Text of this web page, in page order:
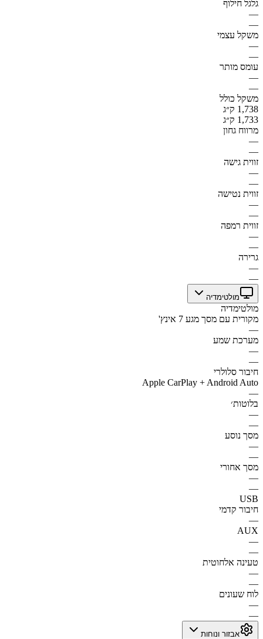
גלגל חילוף
—
—
משקל עצמי
—
—
עומס מותר
—
—
משקל כולל
1,738 ק״ג
1,733 ק״ג
מרווח גחון
—
—
זווית גישה
—
—
זווית נטישה
—
—
זווית רמפה
—
—
גרירה
—
—
מולטימדיה
מולטימדיה
מקורית עם מסך מגע 7 אינץ'
—
מערכת שמע
—
—
חיבור סלולרי
Apple CarPlay + Android Auto
—
בלוטות׳
—
—
מסך נוסע
—
—
מסך אחורי
—
—
USB
חיבור קדמי
—
AUX
—
—
טעינה אלחוטית
—
—
לוח שעונים
—
—
אבזור ונוחות